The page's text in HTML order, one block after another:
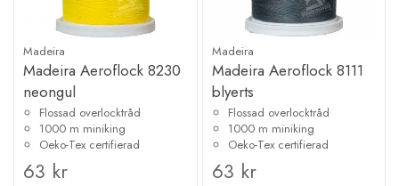
Madeira
Madeira Aeroflock 8230
neongul
Flossad overlocktråd
1000 m miniking
Oeko-Tex certifierad
63 kr
Madeira
Madeira Aeroflock 8111
blyerts
Flossad overlocktråd
1000 m miniking
Oeko-Tex certifierad
63 kr